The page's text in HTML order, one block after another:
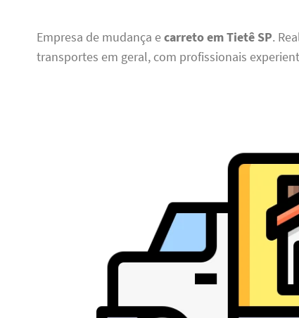
Empresa de mudança ecarreto em Tietê SP.
transportes em geral, com profissionais